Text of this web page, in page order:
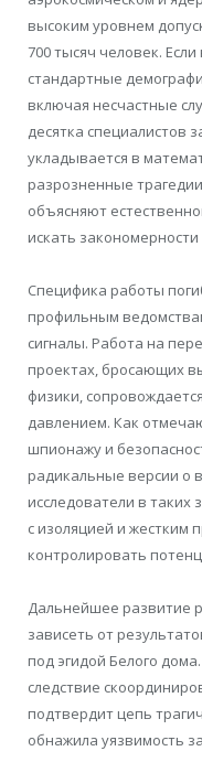
высоким уровнем
700 тысяч человек.
стандартные
включая несчастные
десятка специалистов
укладывается в
разрозненные
объясняют
искать
Специфика работы
профильным
сигналы. Работа на
проектах, бросающих
физики,
давлением. Как
шпионажу и
радикальные версии о
исследователи в таких
с изоляцией и жестким
контролировать
Дальнейшее развитие
зависеть от
под эгидой Белого
следствие
подтвердит цепь
обнажила уязвимость